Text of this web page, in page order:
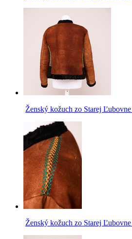
Ženský kožuch zo Starej
Ženský kožuch zo Starej